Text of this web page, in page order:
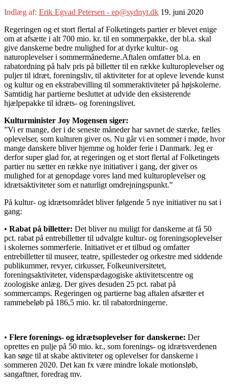
Indlæg af: Erik Egvad Petersen - ep@sydnyt.dk 19. juni 2020
Regeringen og et stort flertal af Folketingets partier er blevet enige
om at afsætte i alt 700 mio. kr. til en sommerpakke, der bl.a. skal
give danskerne bedre mulighed for at dyrke kultur- og
naturoplevelser i sommermånederne.Aftalen omfatter bl.a. en
rabatordning på halv pris på billetter til en række kulturoplevelser og
puljer til idræt, foreningsliv, til aktiviteter for at opleve levende kunst
og kultur og en ekstrabevilling til sommeraktiviteter på højskolerne.
Samtidig har partierne besluttet at udvide den eksisterende
hjælpepakke til idræts- og foreningslivet.
Kulturminister Joy Mogensen siger:
”Vi er mange, der i de seneste måneder har savnet de stærke, fælles
oplevelser, som kulturen giver os. Nu går vi en sommer i møde, hvor
mange danskere bliver hjemme og holder ferie i Danmark. Jeg er
derfor super glad for, at regeringen og et stort flertal af Folketingets
partier nu sætter en række nye initiativer i gang, der giver os
mulighed for at genopdage vores land med kulturoplevelser og
idrætsaktiviteter som et naturligt omdrejningspunkt.”
På kultur- og idrætsområdet bliver følgende 5 nye initiativer nu sat i
gang:
• Rabat på billetter: Det bliver nu muligt for danskerne at få 50
pct. rabat på entrebilletter til udvalgte kultur- og foreningsoplevelser
i skolernes sommerferie. Initiativet er et tilbud og omfatter
entrebilletter til museer, teatre, spillesteder og orkestre med siddende
publikummer, revyer, cirkusser, Folkeuniversitetet,
foreningsaktiviteter, videnspædagogiske aktivitetscentre og
zoologiske anlæg. Der gives desuden 25 pct. rabat på
sommercamps. Regeringen og partierne bag aftalen afsætter et
rammebeløb på 186,5 mio. kr. til rabatordningerne.
• Flere forenings- og idrætsoplevelser for danskerne: Der
oprettes en pulje på 50 mio. kr., som forenings- og idrætsverdenen
kan søge til at skabe aktiviteter og oplevelser for danskerne i
sommeren 2020. Det kan fx være mindre lokale motionsløb,
sangaftner, foredrag mv.